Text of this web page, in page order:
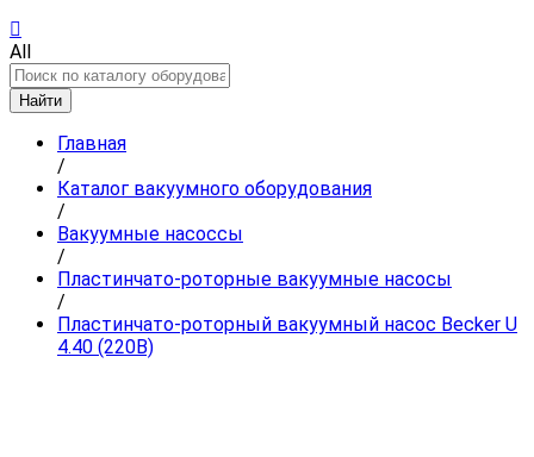
All
Найти
Главная
/
Каталог вакуумного оборудования
/
Вакуумные насоссы
/
Пластинчато-роторные вакуумные насосы
/
Пластинчато-роторный вакуумный насос Becker U
4.40 (220В)